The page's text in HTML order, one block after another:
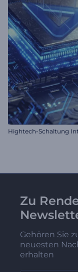
Hightech-Schaltung
Zu
Gehören Sie
neuesten
erhalten